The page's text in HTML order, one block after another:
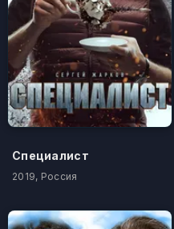
Специалист
2019, Россия